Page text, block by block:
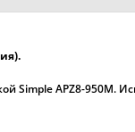
Simple APZ8-950M.